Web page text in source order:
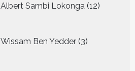
Albert Sambi Lokonga 12
Wissam Ben Yedder 3
producten